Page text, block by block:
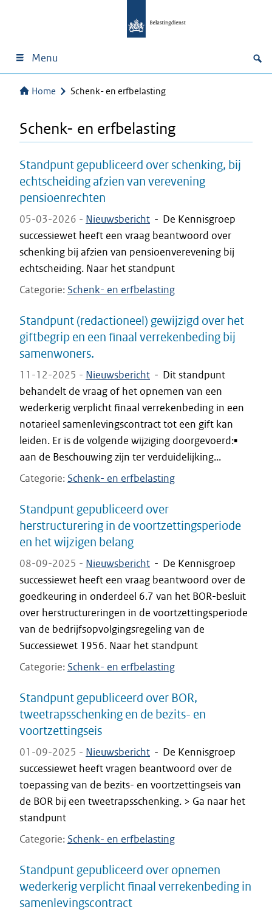
Menu
Home Schenk- en erfbelasting
Schenk- en erfbelasting
Standpunt gepubliceerd over schenking, bij
echtscheiding afzien van verevening
pensioenrechten
05-03-2026 - Nieuwsbericht - De Kennisgroep
successiewet heeft een vraag beantwoord over
schenking bij afzien van pensioenverevening bij
echtscheiding. Naar het standpunt
Categorie Schenk- en erfbelasting
Standpunt (redactioneel) gewijzigd over het
giftbegrip en een finaal verrekenbeding bij
samenwoners.
11-12-2025 - Nieuwsbericht - Dit standpunt
behandelt de vraag of het opnemen van een
wederkerig verplicht finaal verrekenbeding in een
notarieel samenlevingscontract tot een gift kan
leiden. Er is de volgende wijziging doorgevoerd:▪
aan de Beschouwing zijn ter verduidelijking...
Categorie Schenk- en erfbelasting
Standpunt gepubliceerd over
herstructurering in de voortzettingsperiode
en het wijzigen belang
08-09-2025 - Nieuwsbericht - De Kennisgroep
successiewet heeft een vraag beantwoord over de
goedkeuring in onderdeel 6.7 van het BOR-besluit
over herstructureringen in de voortzettingsperiode
van de bedrijfsopvolgingsregeling van de
Successiewet 1956. Naar het standpunt
Categorie Schenk- en erfbelasting
Standpunt gepubliceerd over BOR,
tweetrapsschenking en de bezits- en
voortzettingseis
01-09-2025 - Nieuwsbericht - De Kennisgroep
successiewet heeft vragen beantwoord over de
toepassing van de bezits- en voortzettingseis van
de BOR bij een tweetrapsschenking. > Ga naar het
standpunt
Categorie Schenk- en erfbelasting
Standpunt gepubliceerd over opnemen
wederkerig verplicht finaal verrekenbeding in
samenlevingscontract